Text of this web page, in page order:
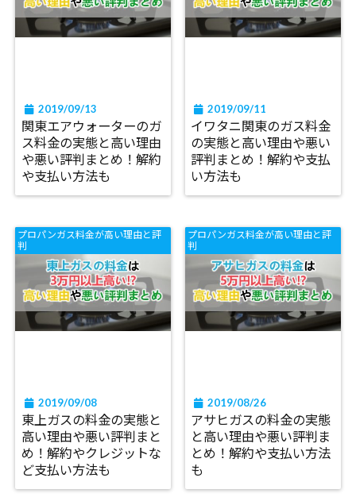
2019/09/13
関東エアウォーターのガ
ス料金の実態と高い理由
や悪い評判まとめ！解約
や支払い方法も
2019/09/11
イワタニ関東のガス料金
の実態と高い理由や悪い
評判まとめ！解約や支払
い方法も
プロパンガス料金が高い理由と評
判
2019/09/08
東上ガスの料金の実態と
高い理由や悪い評判まと
め！解約やクレジットな
ど支払い方法も
プロパンガス料金が高い理由と評
判
2019/08/26
アサヒガスの料金の実態
と高い理由や悪い評判ま
とめ！解約や支払い方法
も